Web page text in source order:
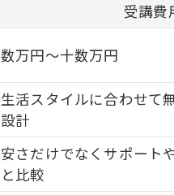
受講費
数万円～十数万円
生活スタイルに合わせて
設計
安さだけでなくサポート
と比較